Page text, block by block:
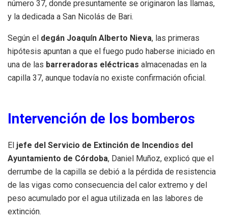
número 37, donde presuntamente se originaron las llamas,
y la dedicada a San Nicolás de Bari.
Según el degán Joaquín Alberto Nieva, las primeras
hipótesis apuntan a que el fuego pudo haberse iniciado en
una de las barreradoras eléctricas almacenadas en la
capilla 37, aunque todavía no existe confirmación oficial.
Intervención de los bomberos
El jefe del Servicio de Extinción de Incendios del
Ayuntamiento de Córdoba, Daniel Muñoz, explicó que el
derrumbe de la capilla se debió a la pérdida de resistencia
de las vigas como consecuencia del calor extremo y del
peso acumulado por el agua utilizada en las labores de
extinción.